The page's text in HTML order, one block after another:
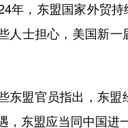
，东盟国家外贸持
人士担心，美国新
盟官员指出，东盟经
，东盟应当同中国进